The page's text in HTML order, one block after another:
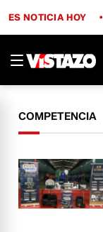
ES NOTICIA HOY
COMPETENCIA